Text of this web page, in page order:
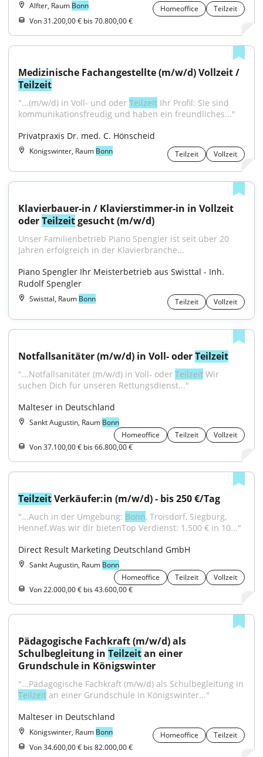
Alfter, Raum Bonn Homeoffice
Teilzeit
Von 31.200,00 € bis 70.800,00 €
Teilzeit
"...(m/w/d) in Voll- und oder Teilzeit Ihr Profil: Sie sind
kommunikationsfreudig und haben ein freundliches..."
Privatpraxis Dr. med. C. Hönscheid
Königswinter, Raum Bonn Teilzeit Vollzeit
Klavierbauer-in / Klavierstimmer-in in Vollzeit
oder Teilzeit gesucht (m/w/d)
Unser Familienbetrieb Piano Spengler ist seit über 20
Jahren erfolgreich in der Klavierbranche...
Piano Spengler Ihr Meisterbetrieb aus Swisttal - Inh.
Rudolf Spengler
Swisttal, Raum Bonn Teilzeit Vollzeit
Notfallsanitäter (m/w/d) in Voll- oder Teilzeit
"...Notfallsanitäter (m/w/d) in Voll- oder Teilzeit Wir
suchen Dich für unseren Rettungsdienst..."
Malteser in Deutschland
Sankt Augustin, Raum Bonn
Homeoffice
Teilzeit
Vollzeit
Von 37.100,00 € bis 66.800,00 €
Teilzeit Verkäufer:in (m/w/d) - bis 250 €/Tag
"...Auch in der Umgebung: Bonn, Troisdorf, Siegburg,
Hennef.Was wir dir bietenTop Verdienst: 1.500 € in 10..."
Direct Result Marketing Deutschland GmbH
Sankt Augustin, Raum Bonn
Homeoffice
Teilzeit
Vollzeit
Von 22.000,00 € bis 43.600,00 €
Pädagogische Fachkraft (m/w/d) als
Schulbegleitung in Teilzeit an einer
Grundschule in Königswinter
Teilzeit an einer Grundschule in Königswinter..."
Malteser in Deutschland
Königswinter, Raum Bonn Homeoffice
Teilzeit
Von 34.600,00 € bis 82.000,00 €